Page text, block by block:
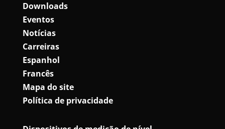
Downloads
Eventos
Notícias
Carreiras
Espanhol
Francês
Mapa do site
Política de privacidade